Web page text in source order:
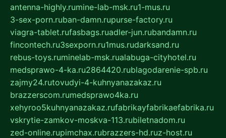
antenna-highly.rumine-lab-msk.ru1-mus.ru
3-sex-porn.ruban-damn.rupurse-factory.ru
viagra-tablet.rufasbags.ruadler-jun.rubandamn.ru
fincontech.ru3sexporn.ru1mus.rudarksand.ru
rebus-toys.ruminelab-msk.rualabuga-cityhotel.ru
medsprawo-4-ka.ru2864420.rublagodarenie-spb.ru
zajmy24.rutovudyi-4-kuhnyanazakaz.ru
brazzerscom.rumedsprawo4ka.ru
xehyroo5kuhnyanazakaz.rufabrikayfabrikaefabrika.ru
vskrytie-zamkov-moskva-113.rubiletnadom.ru
zed-online.rupimchax.rubrazzers-hd.ruz-host.ru